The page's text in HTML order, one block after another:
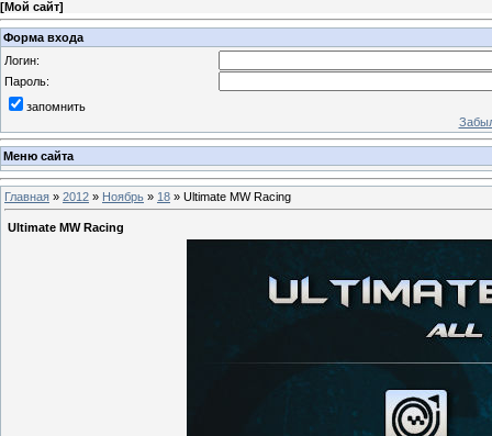
[Мой сайт]
Форма входа
Логин:
Пароль:
запомнить
Меню сайта
Главная » 2012 » Ноябрь » 18 » Ultimate MW Racing
Ultimate MW Racing